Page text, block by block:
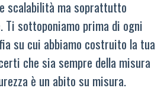
scalabilità ma soprattutto
Ti sottoponiamo prima di ogni
su cui abbiamo costruito la tua
che sia sempre della misura
è un abito su misura.